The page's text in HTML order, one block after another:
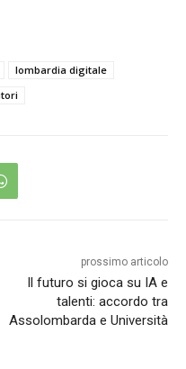
lombardia digitale
prossimo articolo
Il futuro si gioca su IA e
talenti: accordo tra
Assolombarda e Università